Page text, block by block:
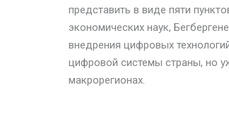
представить в виде пяти
экономических наук,
внедрения цифровых
цифровой системы страны, но
макрорегионах.